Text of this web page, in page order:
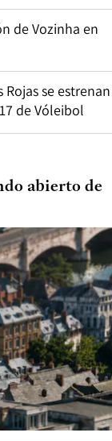
de Vozinha en
se estrenan
de Vóleibol
abierto de